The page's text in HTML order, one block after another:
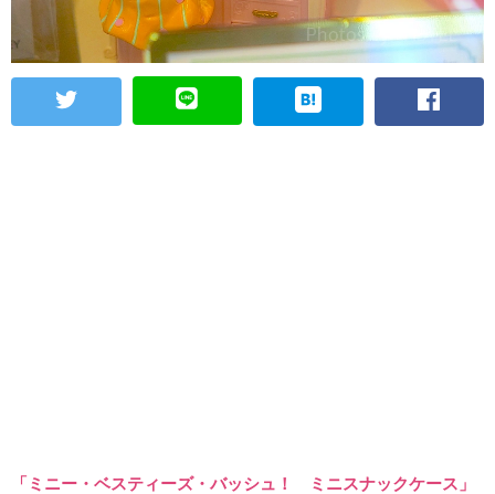
「ミニー・ベスティーズ・バッシュ！ ミニスナックケース」